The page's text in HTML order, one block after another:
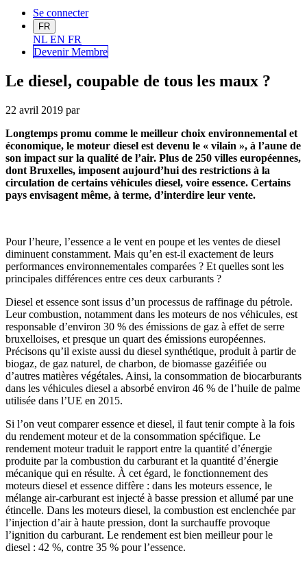
Se connecter
FR
NL EN FR
Devenir Membre
Le diesel, coupable de tous les maux ?
22 avril 2019 par
Longtemps promu comme le meilleur choix environnemental et
économique, le moteur diesel est devenu le « vilain », à l’aune de
son impact sur la qualité de l’air. Plus de 250 villes européennes,
dont Bruxelles, imposent aujourd’hui des restrictions à la
circulation de certains véhicules diesel, voire essence. Certains
pays envisagent même, à terme, d’interdire leur vente.
Pour l’heure, l’essence a le vent en poupe et les ventes de diesel
diminuent constamment. Mais qu’en est-il exactement de leurs
performances environnementales comparées ? Et quelles sont les
principales différences entre ces deux carburants ?
Diesel et essence sont issus d’un processus de raffinage du pétrole.
Leur combustion, notamment dans les moteurs de nos véhicules, est
responsable d’environ 30 % des émissions de gaz à effet de serre
bruxelloises, et presque un quart des émissions européennes.
Précisons qu’il existe aussi du diesel synthétique, produit à partir de
biogaz, de gaz naturel, de charbon, de biomasse gazéifiée ou
d’autres matières végétales. Ainsi, la consommation de biocarburants
dans les véhicules diesel a absorbé environ 46 % de l’huile de palme
utilisée dans l’UE en 2015.
Si l’on veut comparer essence et diesel, il faut tenir compte à la fois
du rendement moteur et de la consommation spécifique. Le
rendement moteur traduit le rapport entre la quantité d’énergie
produite par la combustion du carburant et la quantité d’énergie
mécanique qui en résulte. À cet égard, le fonctionnement des
moteurs diesel et essence diffère : dans les moteurs essence, le
mélange air-carburant est injecté à basse pression et allumé par une
étincelle. Dans les moteurs diesel, la combustion est enclenchée par
l’injection d’air à haute pression, dont la surchauffe provoque
l’ignition du carburant. Le rendement est bien meilleur pour le
diesel : 42 %, contre 35 % pour l’essence.